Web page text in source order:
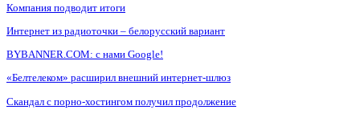
Компания подводит итоги
Интернет из радиоточки – белорусский вариант
BYBANNER.COM: c нами Google!
«Белтелеком» расширил внешний интернет-шлюз
Скандал с порно-хостингом получил продолжение